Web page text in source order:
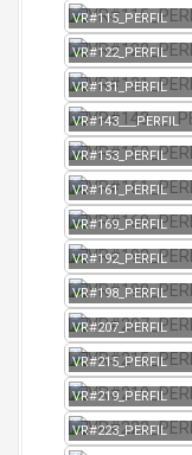
VR#115_PERFIL
VR#122_PERFIL
VR#131_PERFIL
VR#143___PERFIL
VR#153_PERFIL
VR#161_PERFIL
VR#169_PERFIL
VR#192_PERFIL
VR#198_PERFIL
VR#207_PERFIL
VR#215_PERFIL
VR#219_PERFIL
VR#223_PERFIL